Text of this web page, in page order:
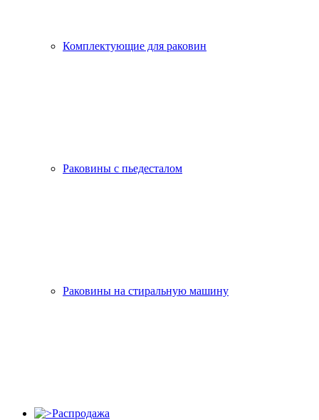
Комплектующие для раковин
Раковины с пьедесталом
Раковины на стиральную машину
Распродажа